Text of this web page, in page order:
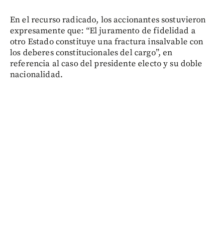
En el recurso radicado, los accionantes sostuvieron
expresamente que: “El juramento de fidelidad a
otro Estado constituye una fractura insalvable con
los deberes constitucionales del cargo”, en
referencia al caso del presidente electo y su doble
nacionalidad.